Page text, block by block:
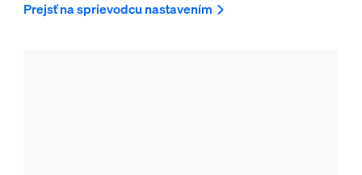
Prejsť na sprievodcu nastavením